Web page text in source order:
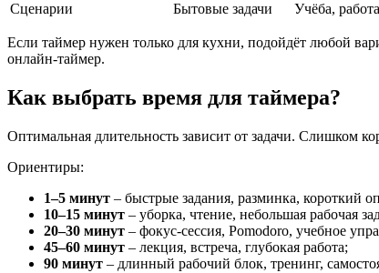
Сценарии
Бытовые задачи Учёба,
Если таймер нужен только для кухни, подойдёт любой
онлайн-таймер.
Как выбрать время для таймера?
Оптимальная длительность зависит от задачи. Слишком
Ориентиры:
1–5 минут – быстрые задания, разминка, короткий
10–15 минут – уборка, чтение, небольшая рабочая
20–30 минут – фокус-сессия, Pomodoro, учебное
45–60 минут – лекция, встреча, глубокая работа;
90 минут – длинный рабочий блок, тренинг,